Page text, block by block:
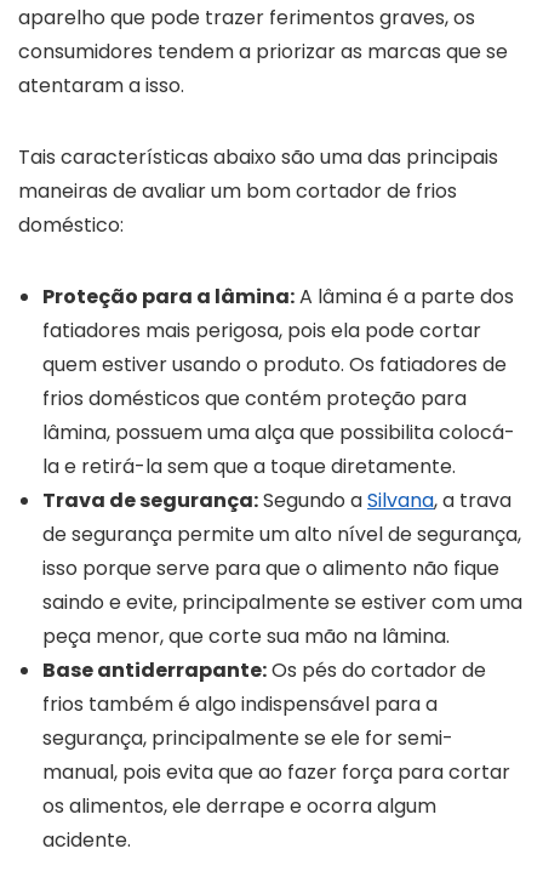
aparelho que pode trazer ferimentos graves, os
consumidores tendem a priorizar as marcas que se
atentaram a isso.
Tais características abaixo são uma das principais
maneiras de avaliar um bom cortador de frios
doméstico:
Proteção para a lâmina:A lâmina é a parte dos
fatiadores mais perigosa, pois ela pode cortar
quem estiver usando o produto. Os fatiadores de
frios domésticos que contém proteção para
lâmina, possuem uma alça que possibilita colocá-
la e retirá-la sem que a toque diretamente.
Trava de segurança:Segundo aSilvana, a trava
de segurança permite um alto nível de segurança,
isso porque serve para que o alimento não fique
saindo e evite, principalmente se estiver com uma
peça menor, que corte sua mão na lâmina.
Base antiderrapante:Os pés do cortador de
frios também é algo indispensável para a
segurança, principalmente se ele for semi-
manual, pois evita que ao fazer força para cortar
os alimentos, ele derrape e ocorra algum
acidente.